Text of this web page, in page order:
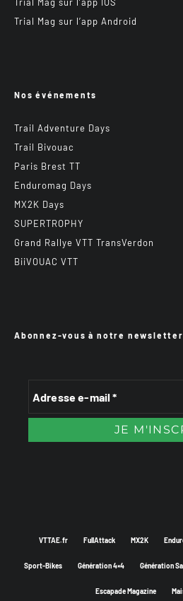
Trial Mag sur l’app Android
Nos événements
Trail Adventure Days
Trail Bivouac
Paris Brest TT
Enduromag Days
MX2K Days
SUPERTROPHY
Grand Rallye VTT TransVerdon
BiiVOUAC VTT
Abonnez-vous à notre newsletter
VTTAE.fr FullAttack MX2K
Sport-Bikes Génération 4×4 Génération
Escapade Magazine